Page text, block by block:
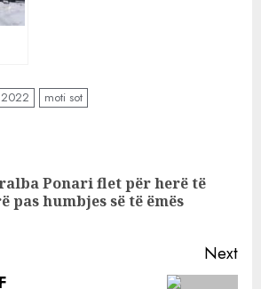
moti sot
Ponari flet për herë të
pas humbjes së të ëmës
Next